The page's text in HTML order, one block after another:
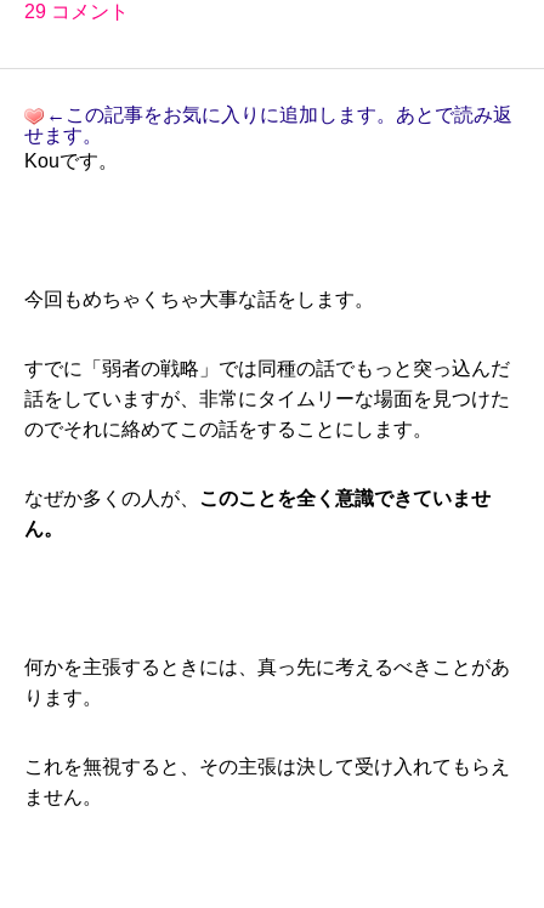
29 コメント
←この記事をお気に入りに追加します。あとで読み返
せます。
Kouです。
今回もめちゃくちゃ大事な話をします。
すでに「弱者の戦略」では同種の話でもっと突っ込んだ
話をしていますが、非常にタイムリーな場面を見つけた
のでそれに絡めてこの話をすることにします。
なぜか多くの人が、 このことを全く意識できていませ
ん。
何かを主張するときには、真っ先に考えるべきことがあ
ります。
これを無視すると、その主張は決して受け入れてもらえ
ません。